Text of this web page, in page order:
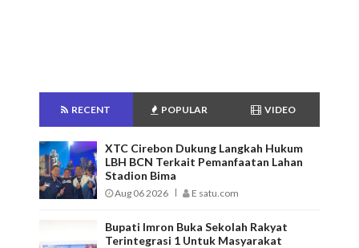
RECENT POPULAR VIDEO
XTC Cirebon Dukung Langkah Hukum
LBH BCN Terkait Pemanfaatan Lahan
Stadion Bima
Aug 06 2026 E satu.com
Bupati Imron Buka Sekolah Rakyat
Terintegrasi 1 Untuk Masyarakat